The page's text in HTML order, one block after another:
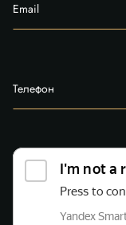
Email
Телефон